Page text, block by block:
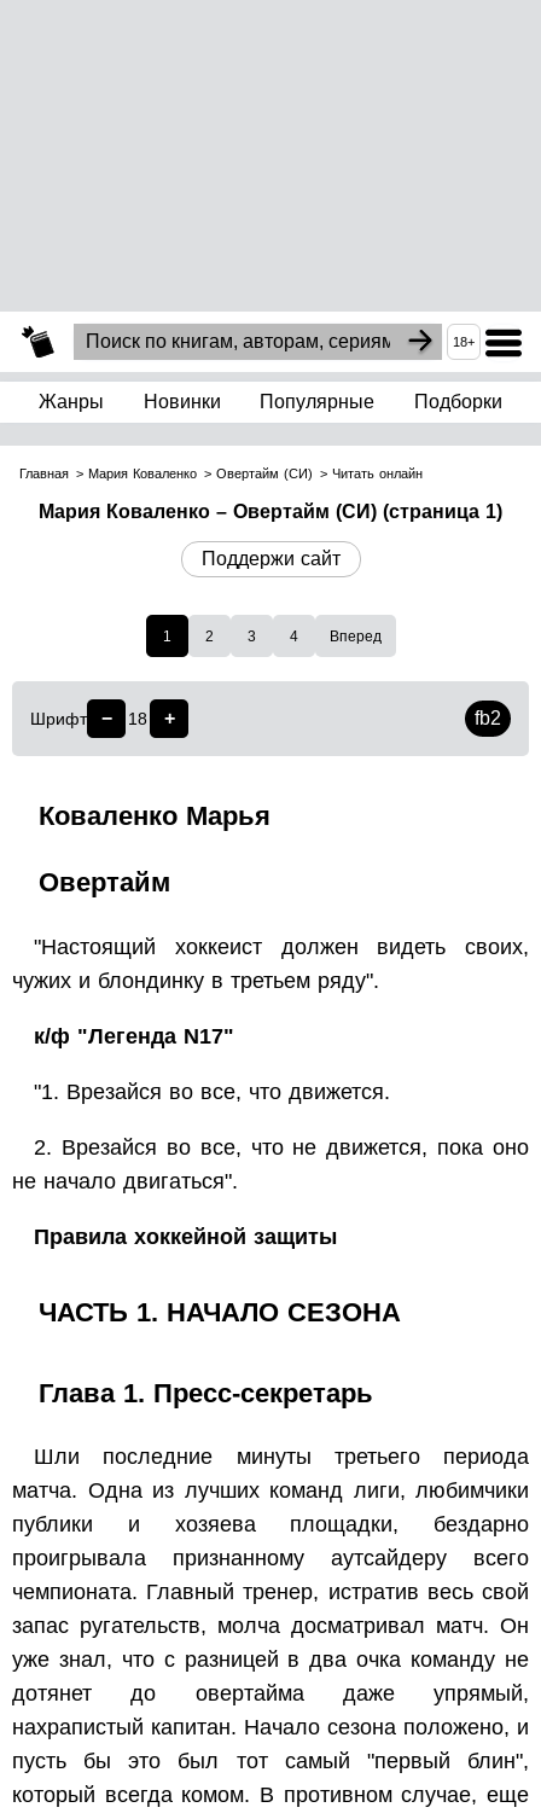
18+
Жанры Новинки Популярные Подборки
Главная Мария Коваленко Овертайм (СИ) Читать онлайн
Мария Коваленко – Овертайм (СИ) (страница 1)
Поддержи сайт
1 2 3 4 Вперед
Шрифт − 18 + fb2
Коваленко Марья
Овертайм
"Настоящий хоккеист должен видеть своих,
чужих и блондинку в третьем ряду".
к/ф "Легенда N17"
"1. Врезайся во все, что движется.
2. Врезайся во все, что не движется, пока оно
не начало двигаться".
Правила хоккейной защиты
ЧАСТЬ 1. НАЧАЛО СЕЗОНА
Глава 1. Пресс-секретарь
Шли последние минуты третьего периода
матча. Одна из лучших команд лиги, любимчики
публики и хозяева площадки, бездарно
проигрывала признанному аутсайдеру всего
чемпионата. Главный тренер, истратив весь свой
запас ругательств, молча досматривал матч. Он
уже знал, что с разницей в два очка команду не
дотянет до овертайма даже упрямый,
нахрапистый капитан. Начало сезона положено, и
пусть бы это был тот самый "первый блин",
который всегда комом. В противном случае, еще